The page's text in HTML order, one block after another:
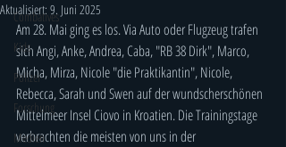
Combatives
Kids
Polizei
Forschung
Medien
Aktualisiert: 9. Juni 2025
Am 28. Mai ging es los. Via Auto oder Flugzeug trafen
sich Angi, Anke, Andrea, Caba, "RB 38 Dirk", Marco,
Micha, Mirza, Nicole "die Praktikantin", Nicole,
Rebecca, Sarah und Swen auf der wundscherschönen
Mittelmeer Insel Ciovo in Kroatien. Die Trainingstage
verbrachten die meisten von uns in der